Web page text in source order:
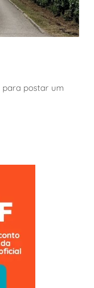
para postar um